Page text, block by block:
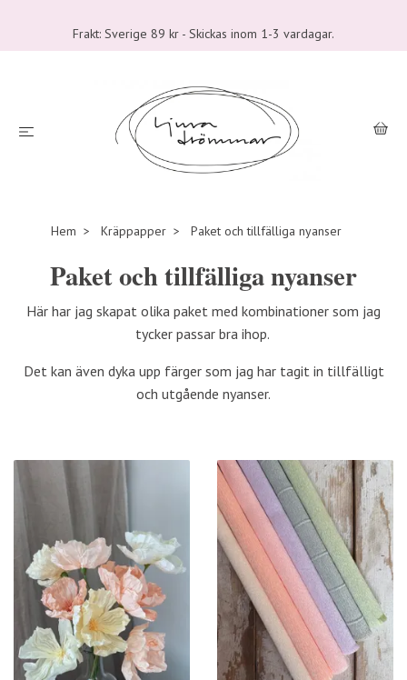
Frakt: Sverige 89 kr - Skickas inom 1-3 vardagar.
Hem Kräppapper Paket och tillfälliga nyanser
Paket och tillfälliga nyanser
Här har jag skapat olika paket med kombinationer som jag
tycker passar bra ihop.
Det kan även dyka upp färger som jag har tagit in tillfälligt
och utgående nyanser.